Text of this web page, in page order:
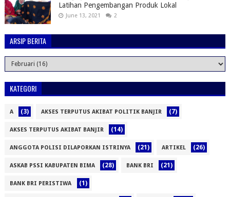
Latihan Pengembangan Produk Lokal
June 13, 2021 2
ARSIP BERITA
KATEGORI
A (3) AKSES TERPUTUS AKIBAT POLITIK BANJIR (7)
AKSES TERPUTUS AKIBAT BANJIR (14)
ANGGOTA POLISI DILAPORKAN ISTRINYA (21) ARTIKEL (26)
ASKAB PSSI KABUPATEN BIMA (28) BANK BRI (21)
BANK BRI PERISTIWA (1)